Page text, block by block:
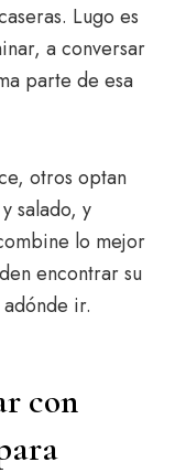
Lugo es
a conversar
parte de esa
otros optan
salado, y
lo mejor
encontrar su
ir.
con